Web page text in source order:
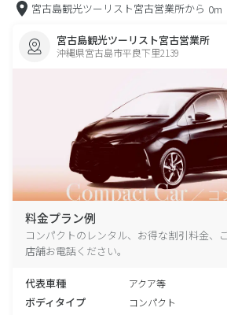
宮古島観光ツーリスト宮古営業所から 0m
宮古島観光ツーリスト宮古営業所
沖縄県宮古島市平良下里2139
料金プラン例
コンパクトのレンタル、お得な割引料金、
店舗お電話ください。
代表車種 アクア等
ボディタイプ コンパクト